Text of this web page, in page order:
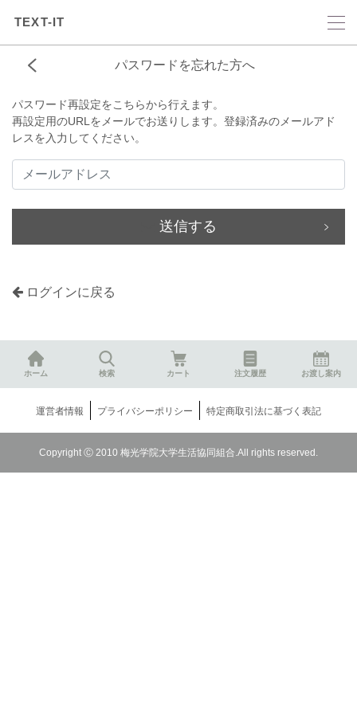
TEXT-IT
パスワードを忘れた方へ
パスワード再設定をこちらから行えます。
再設定用のURLをメールでお送りします。登録済みのメールアド
レスを入力してください。
送信する
ログインに戻る
ホーム 検索 カート 注文履歴 お渡し案内
運営者情報 プライバシーポリシー 特定商取引法に基づく表記
Copyright Ⓒ 2010 梅光学院大学生活協同組合.All rights reserved.